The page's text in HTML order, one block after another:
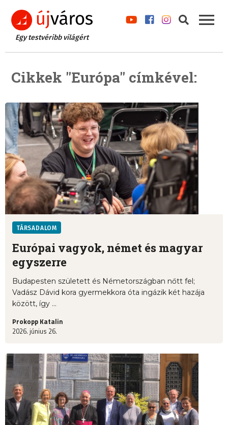
Egy testvéribb világért
Cikkek "Európa" címkével:
TÁRSADALOM
Európai vagyok, német és magyar
egyszerre
Budapesten született és Németországban nőtt fel;
Vadász Dávid kora gyermekkora óta ingázik két hazája
között, így ...
Prokopp Katalin
2026. június 26.